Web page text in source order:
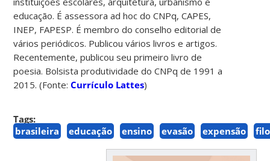
educação. É assessora ad hoc do CNPq, CAPES,
INEP, FAPESP. É membro do conselho editorial de
vários periódicos. Publicou vários livros e artigos.
Recentemente, publicou seu primeiro livro de
poesia. Bolsista produtividade do CNPq de 1991 a
2015. (Fonte:Currículo Lattes)
Tags:
brasileira
educação ensino evasão expensão